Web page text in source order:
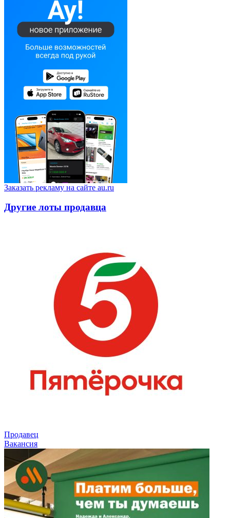
Заказать рекламу на сайте au.ru
Другие лоты продавца
Продавец
Вакансия